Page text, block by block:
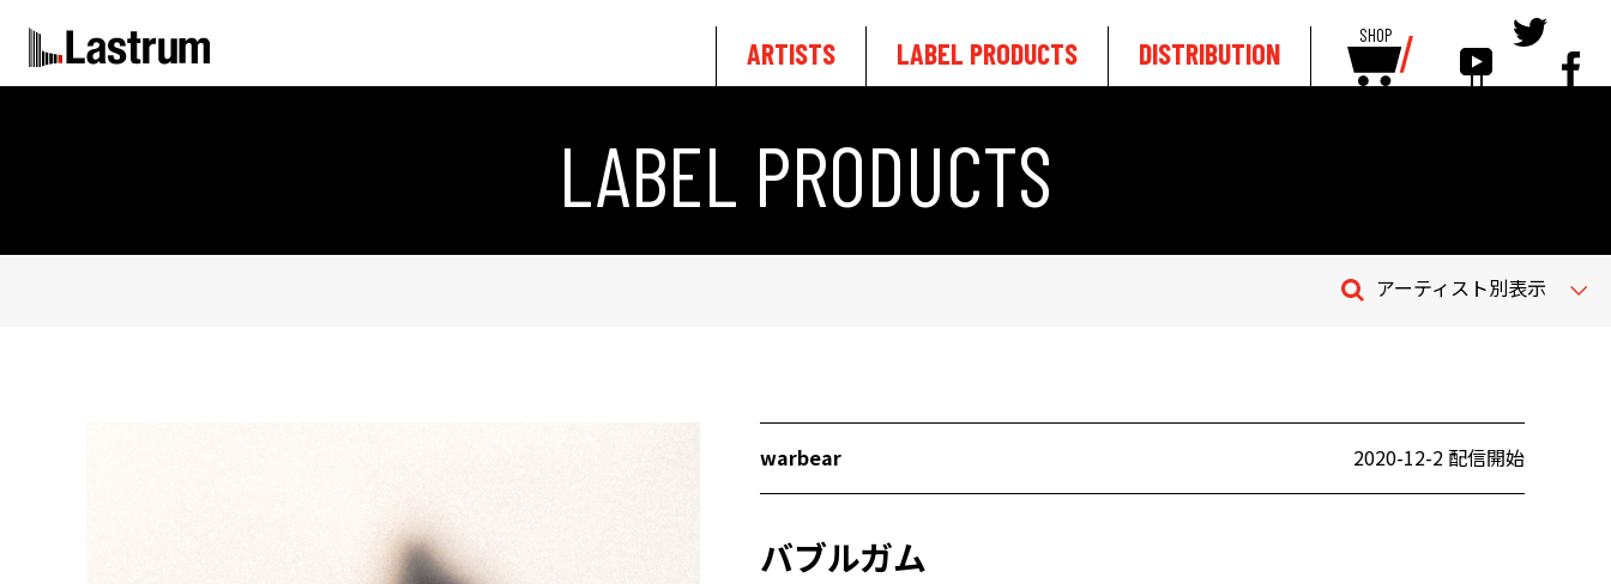
ARTISTS LABEL PRODUCTS DISTRIBUTION
SHOP
LABEL PRODUCTS
アーティスト別表示
warbear 2020-12-2 配信開始
バブルガム